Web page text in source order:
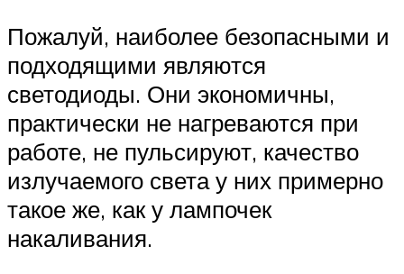
Пожалуй, наиболее безопасными и
подходящими являются
светодиоды. Они экономичны,
практически не нагреваются при
работе, не пульсируют, качество
излучаемого света у них примерно
такое же, как у лампочек
накаливания.